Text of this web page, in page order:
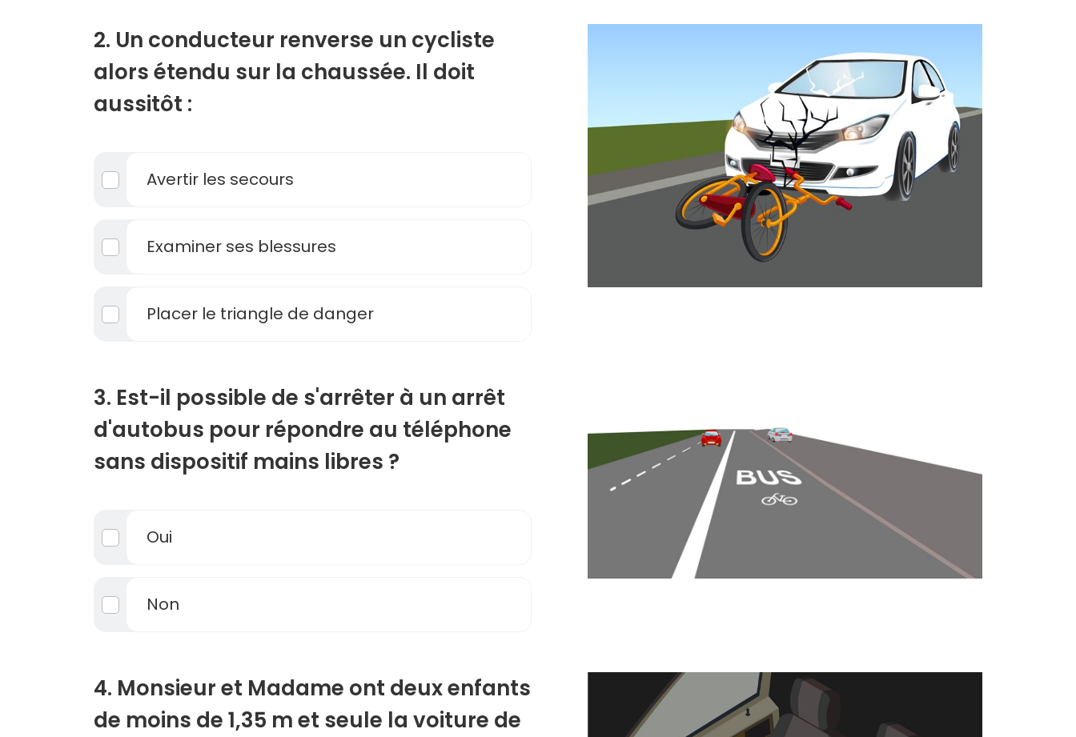
2. Un conducteur renverse un cycliste
alors étendu sur la chaussée. Il doit
aussitôt :
Avertir les secours
Examiner ses blessures
Placer le triangle de danger
3. Est-il possible de s'arrêter à un arrêt
d'autobus pour répondre au téléphone
sans dispositif mains libres ?
Oui
Non
4. Monsieur et Madame ont deux enfants
de moins de 1,35 m et seule la voiture de